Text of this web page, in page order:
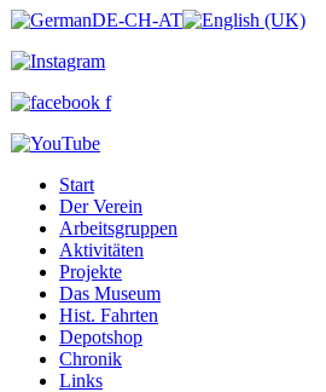
Start
Der Verein
Arbeitsgruppen
Aktivitäten
Projekte
Das Museum
Hist. Fahrten
Depotshop
Chronik
Links